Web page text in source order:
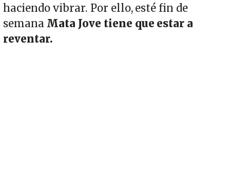
haciendo vibrar. Por ello, esté fin de
semana Mata Jove tiene que estar a
reventar.